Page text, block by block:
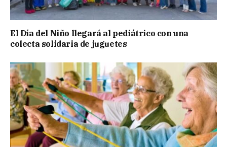
El Día del Niño llegará al pediátrico con una
colecta solidaria de juguetes